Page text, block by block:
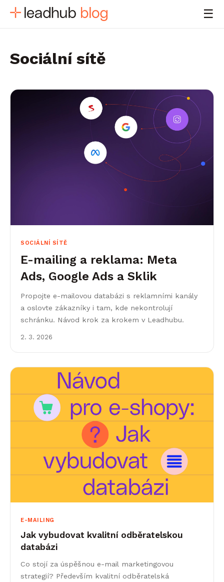
☰
Sociální sítě
SOCIÁLNÍ SÍTĚ
E-mailing a reklama: Meta
Ads, Google Ads a Sklik
Propojte e-mailovou databázi s reklamními kanály
a oslovte zákazníky i tam, kde nekontrolují
schránku. Návod krok za krokem v Leadhubu.
2. 3. 2026
E-MAILING
Jak vybudovat kvalitní odběratelskou
databázi
Co stojí za úspěšnou e-mail marketingovou
strategií? Především kvalitní odběratelská